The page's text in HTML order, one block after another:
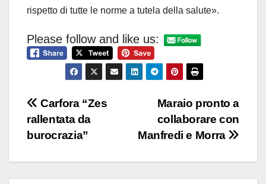
rispetto di tutte le norme a tutela della salute».
Please follow and like us:
Navigazione
articoli
Maraio pronto a
collaborare con
Manfredi e Morra
Carfora “Zes
rallentata da
burocrazia”